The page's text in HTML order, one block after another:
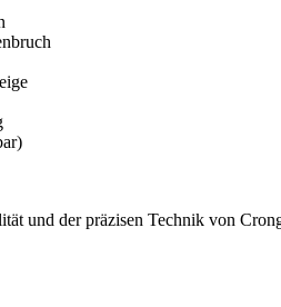
und der präzisen Technik von